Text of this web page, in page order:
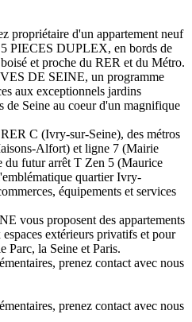
propriétaire d'un appartement neuf
PIECES DUPLEX, en bords de
et proche du RER et du Métro.
DE SEINE, un programme
aux exceptionnels jardins
de Seine au coeur d'un magnifique
C (Ivry-sur-Seine), des métros
Alfort) et ligne 7 (Mairie
futur arrêt T Zen 5 (Maurice
quartier Ivry-
équipements et services
vous proposent des appartements
extérieurs privatifs et pour
Parc, la Seine et Paris.
prenez contact avec nous
prenez contact avec nous